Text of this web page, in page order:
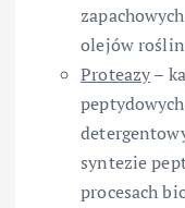
olejów
Proteazy–
syntezie
procesach